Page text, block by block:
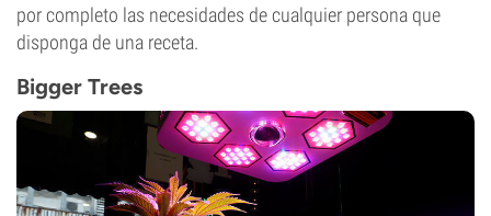
por completo las necesidades de cualquier persona que
disponga de una receta.
Bigger Trees